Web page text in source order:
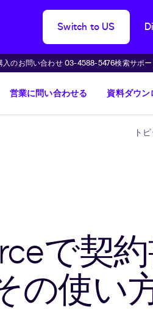
Switch to US
入のお問い合わせ 03-4588-5476検索サポー
営業に問い合わせる 資料ダウン
ト
で契
の使い